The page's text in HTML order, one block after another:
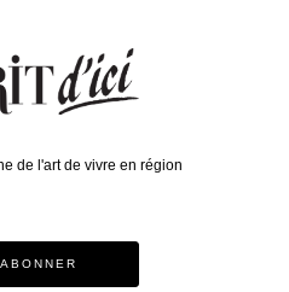
de l'art de vivre en région